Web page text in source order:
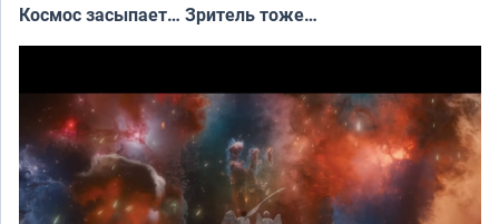
Космос засыпает… Зритель тоже…